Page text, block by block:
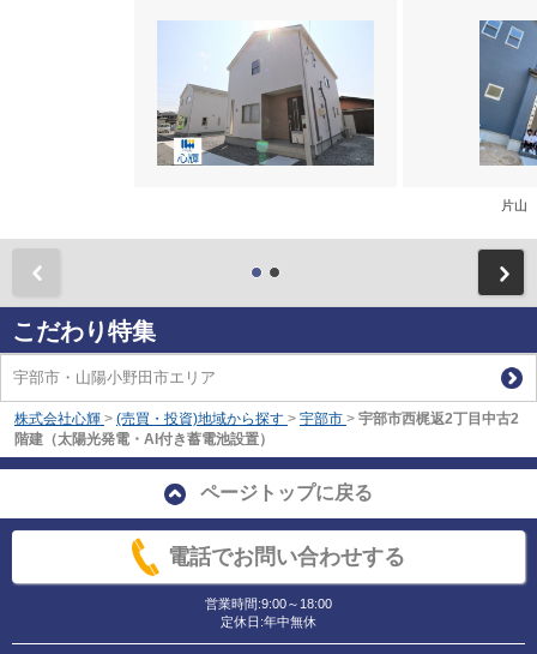
片山
こだわり特集
宇部市・山陽小野田市エリア
株式会社心輝 > (売買・投資)地域から探す > 宇部市 > 宇部市西梶返2丁目中古2
階建（太陽光発電・AI付き蓄電池設置）
ページトップに戻る
電話でお問い合わせする
営業時間:9:00～18:00
定休日:年中無休